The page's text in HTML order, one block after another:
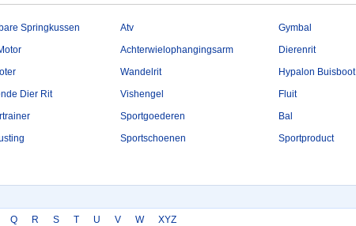
Springkussen Atv
Gymbal
Achterwielophangingsarm
Dierenrit
Wandelrit
Hypalon Buisboot
Dier Rit Vishengel
Fluit
Sportgoederen
Bal
Sportschoenen Sportproduct
Q R S T U V W XYZ